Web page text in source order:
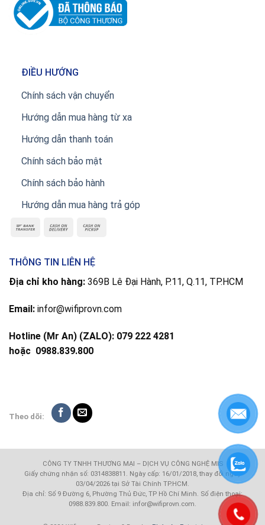
ĐIỀU HƯỚNG
Chính sách vận chuyển
Hướng dẫn mua hàng từ xa
Hướng dẫn thanh toán
Chính sách bảo mật
Chính sách bảo hành
Hướng dẫn mua hàng trả góp
THÔNG TIN LIÊN HỆ
Địa chỉ kho hàng: 369B Lê Đại Hành, P.11, Q.11, TP.HCM
Email: infor@wifiprovn.com
Hotline (Mr An) (ZALO): 079 222 4281
hoặc 0988.839.800
Theo dõi:
CÔNG TY TNHH THƯƠNG MẠI – DỊCH VỤ CÔNG NGHỆ MIS
Giấy chứng nhận số: 0314838811. Ngày cấp: 16/01/2018, thay đổi ngày
03/04/2026 tại Sở Tài Chính TP.HCM.
Địa chỉ: Số 9 Đường 6, Phường Thủ Đức, TP Hồ Chí Minh. Số điện thoại:
0988.839.800. Email: infor@wifiprovn.com.